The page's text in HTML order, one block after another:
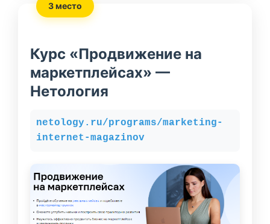
3 место
Курс «Продвижение на
маркетплейсах» —
Нетология
netology.ru/programs/marketing-
internet-magazinov